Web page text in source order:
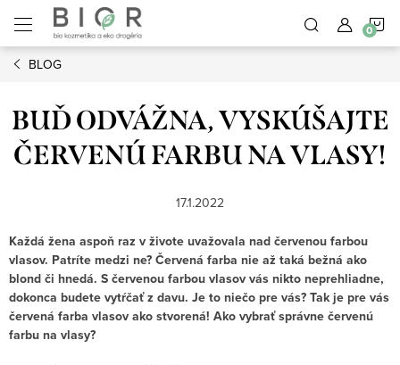
obsah
BLOG
BUĎ ODVÁŽNA, VYSKÚŠAJTE
ČERVENÚ FARBU NA VLASY!
17.1.2022
Každá žena aspoň raz v živote uvažovala nad červenou farbou
vlasov. Patríte medzi ne? Červená farba nie až taká bežná ako
blond či hnedá. S červenou farbou vlasov vás nikto neprehliadne,
dokonca budete vytŕčať z davu. Je to niečo pre vás? Tak je pre vás
červená farba vlasov ako stvorená! Ako vybrať správne červenú
farbu na vlasy?